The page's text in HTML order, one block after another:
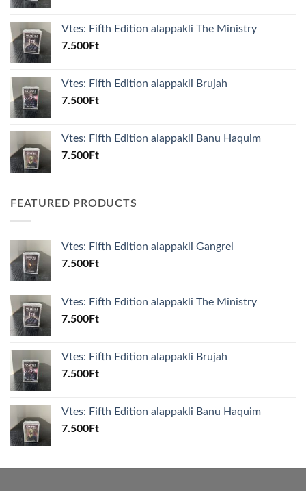
Vtes: Fifth Edition alappakli The Ministry
7.500Ft
Vtes: Fifth Edition alappakli Brujah
7.500Ft
Vtes: Fifth Edition alappakli Banu Haquim
7.500Ft
FEATURED PRODUCTS
Vtes: Fifth Edition alappakli Gangrel
7.500Ft
Vtes: Fifth Edition alappakli The Ministry
7.500Ft
Vtes: Fifth Edition alappakli Brujah
7.500Ft
Vtes: Fifth Edition alappakli Banu Haquim
7.500Ft